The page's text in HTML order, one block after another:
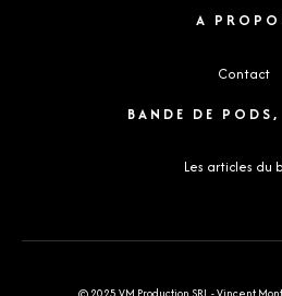
A
Contact
BANDE DE
Les articles du